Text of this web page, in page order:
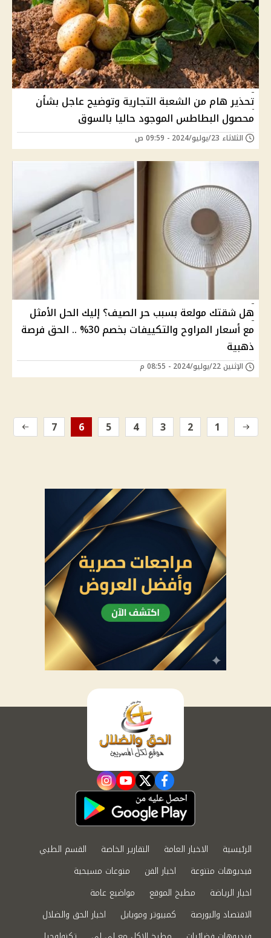
تحذير هام من الشعبة التجارية وتوضيح عاجل بشأن
محصول البطاطس الموجود حاليا بالسوق
الثلاثاء 23/يوليو/2024 - 09:59 ص
هل شقتك مولعة بسبب حر الصيف؟ إليك الحل الأمثل
مع أسعار المراوح والتكييفات بخصم 30% .. الحق فرصة
ذهبية
الإثنين 22/يوليو/2024 - 08:55 م
1
2
3
4
5
6
7
facebook
twitter
youtube
instagram
الرئيسية الاخبار العامة التقارير الخاصة
القسم الطبي
فيديوهات متنوعة
اخبار الفن
منوعات مسيحية
اخبار الرياضة
مطبخ الموقع
مواضيع عامة
الاقتصاد والبورصة
كمبيوتر وموبايل
اخبار الحق والضلال